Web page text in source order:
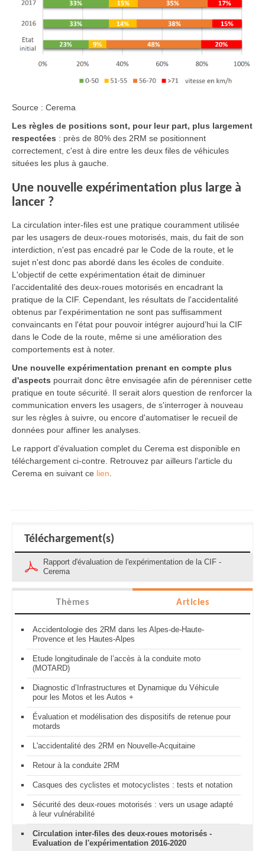
Source : Cerema
Les règles de positions sont, pour leur part, plus largement
respectées : près de 80% des 2RM se positionnent
correctement, c'est à dire entre les deux files de véhicules
situées les plus à gauche.
Une nouvelle expérimentation plus large à
lancer ?
La circulation inter-files est une pratique couramment utilisée
par les usagers de deux-roues motorisés, mais, du fait de son
interdiction, n'est pas encadré par le Code de la route, et le
sujet n'est donc pas abordé dans les écoles de conduite.
L'objectif de cette expérimentation était de diminuer
l’accidentalité des deux-roues motorisés en encadrant la
pratique de la CIF. Cependant, les résultats de l'accidentalité
obtenus par l'expérimentation ne sont pas suffisamment
convaincants en l'état pour pouvoir intégrer aujourd’hui la CIF
dans le Code de la route , même si une amélioration des
comportements est à noter.
Une nouvelle expérimentation prenant en compte plus
d'aspects pourrait donc être envisagée afin de pérenniser cette
pratique en toute sécurité. Il serait alors question de renforcer la
communication envers les usagers, de s'interroger à nouveau
sur les règles à suivre, ou encore d'automatiser le recueil de
données pour affiner les analyses.
Le rapport d'évaluation complet du Cerema est disponible en
téléchargement ci-contre. Retrouvez par ailleurs l'article du
Cerema en suivant ce lien
Téléchargement(s)
Rapport d'évaluation de l'expérimentation de la CIF -
Cerema
Thèmes Articles
Accidentologie des 2RM dans les Alpes-de-Haute-
Provence et les Hautes-Alpes
Etude longitudinale de l’accès à la conduite moto
(MOTARD)
Diagnostic d’Infrastructures et Dynamique du Véhicule
pour les Motos et les Autos +
Évaluation et modélisation des dispositifs de retenue pour
motards
L'accidentalité des 2RM en Nouvelle-Acquitaine
Retour à la conduite 2RM
Casques des cyclistes et motocyclistes : tests et notation
Sécurité des deux-roues motorisés : vers un usage adapté
à leur vulnérabilité
Circulation inter-files des deux-roues motorisés -
Evaluation de l'expérimentation 2016-2020